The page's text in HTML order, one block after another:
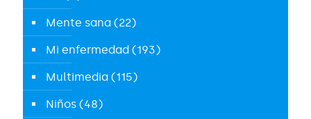
Mente sana (22)
Mi enfermedad (193)
Multimedia (115)
Niños (48)